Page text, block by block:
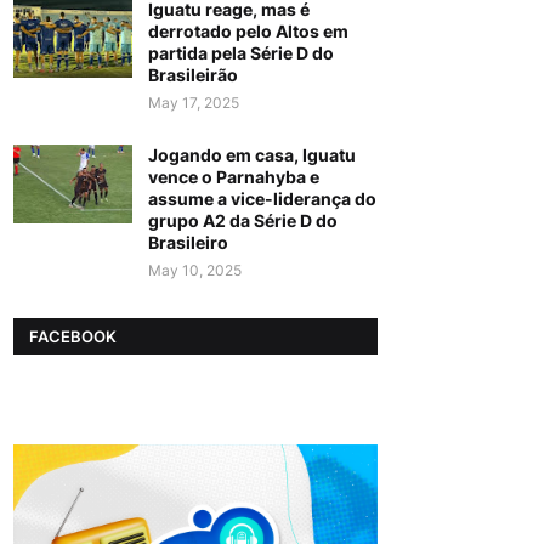
Iguatu reage, mas é
derrotado pelo Altos em
partida pela Série D do
Brasileirão
May 17, 2025
Jogando em casa, Iguatu
vence o Parnahyba e
assume a vice-liderança do
grupo A2 da Série D do
Brasileiro
May 10, 2025
FACEBOOK